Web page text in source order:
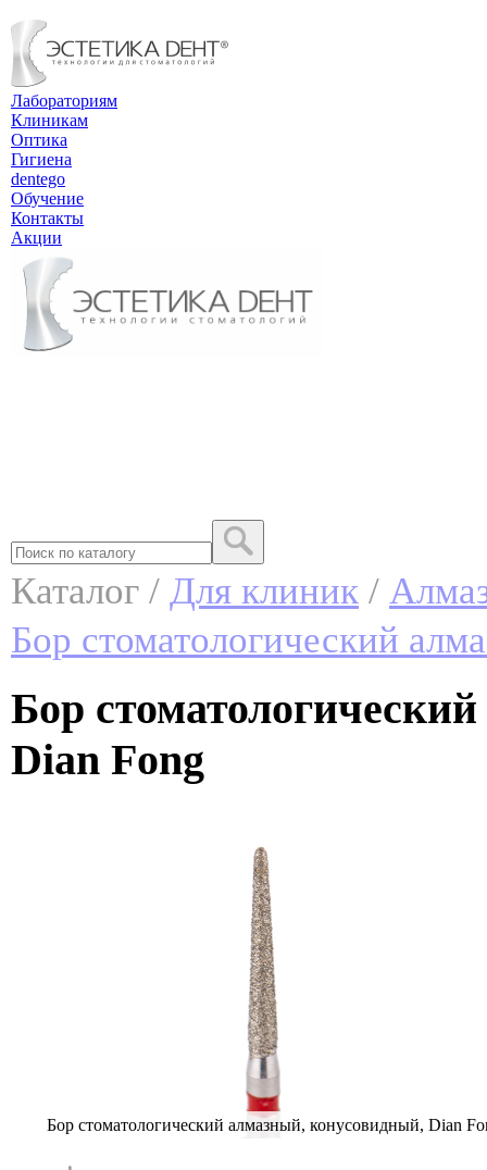
Лабораториям
Клиникам
Оптика
Гигиена
dentego
Обучение
Контакты
Акции
Каталог / Для клиник /
Бор стоматологический
Бор
Dian Fong
Бор стоматологический алмазный, конусовидный, Dian